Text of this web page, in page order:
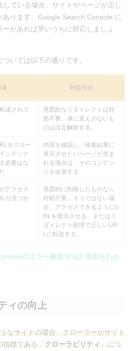
ている場合、サイトやページが正し
あります。Google Search Console に
があれば早いうちに対応しましょ
いては以下の通りです。
対処方法
送されて
意図的なリダイレクトは対
処不要。身に覚えのないも
のは設定解除する。
をクロー
ンデック
必要はな
内容を確認し、検索結果に
表示させたいページが含ま
れる場合は、そのコンテン
ツを改善する
アクセス
が見つか
意図的に削除したものなら
対処不要。そうではない場
合、アクセスできるようにU
RLを復活させる、またはリ
ダイレクト処理で正しいUR
Lに転送する。
のエラー解除方法と原因をわか
ィの向上
なサイトの場合、クローラーがサイト
標である「 クローラビリティ 」につ